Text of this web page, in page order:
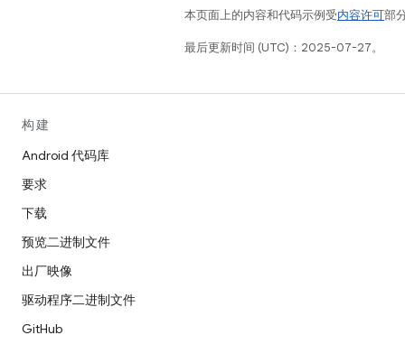
本页面上的内容和代码示例受内容许可部
最后更新时间 (UTC)：2025-07-27。
构建
Android 代码库
要求
下载
预览二进制文件
出厂映像
驱动程序二进制文件
GitHub